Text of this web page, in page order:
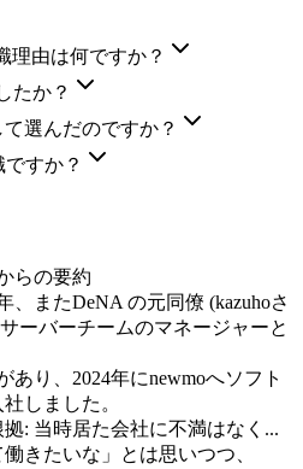
理由は何ですか？
たか？
選んだのですか？
すか？
らの要約
、またDeNA の元同僚 (kazuhoさ
ーバーチームのマネージャーと
あり、2024年にnewmoへソフト
しました。
: 当時居た会社に不満はなく...
きたいな」とは思いつつ、